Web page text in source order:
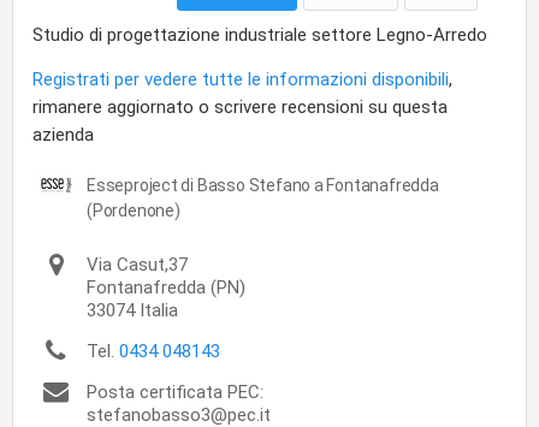
Studio di progettazione industriale settore Legno-Arredo
Registrati per vedere tutte le informazioni disponibili,
rimanere aggiornato o scrivere recensioni su questa
azienda
Esseproject di Basso Stefano a Fontanafredda
(Pordenone)
Via Casut,37
Fontanafredda (PN)
33074 Italia
Tel. 0434 048143
Posta certificata PEC:
stefanobasso3@pec.it